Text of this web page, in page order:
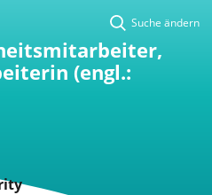
Suche ändern
(engl.: